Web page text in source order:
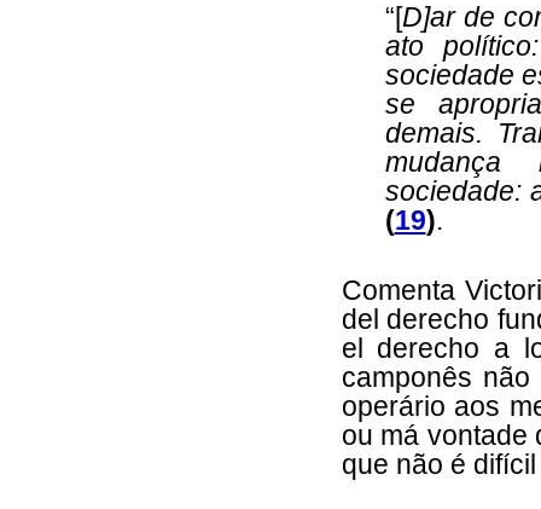
“[D]ar de
ato
sociedade
se
demais.
mudança
sociedade:
(19).
Comenta
del derecho
el derecho a
camponês
operário aos
ou má vontade
que não é